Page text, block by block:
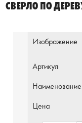
СВЕРЛО ПО
Изображение
Артикул
Наименование
Цена